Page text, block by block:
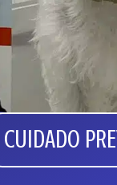
CUIDADO